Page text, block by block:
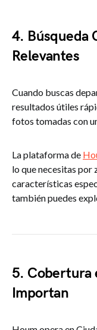
4. Búsqueda
Relevantes
Cuando buscas
resultados útiles
fotos tomadas con
La plataforma de
lo que necesitas por
características
también puedes
5. Cobertura
Importan